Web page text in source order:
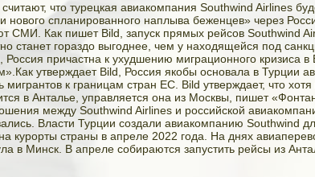
что турецкая авиакомпания Southwind Airlines
нового спланированного наплыва беженцев» через
СМИ. Как пишет Bild, запуск прямых рейсов Southwind
станет гораздо выгоднее, чем у находящейся под
причастна к ухудшению миграционного кризиса в
утверждает Bild, Россия якобы основала в Турции
мигрантов к границам стран ЕС. Bild утверждает, что
в Анталье, управляется она из Москвы, пишет
между Southwind Airlines и российской
Власти Турции создали авиакомпанию Southwind
курорты страны в апреле 2022 года. На днях
в Минск. В апреле собираются запустить рейсы из